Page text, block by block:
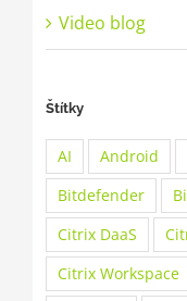
Video blog
Štítky
AI Android
Bitdefender
Citrix DaaS
Citrix Workspace